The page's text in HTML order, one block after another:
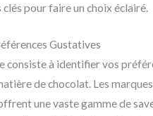
clés pour faire un choix éclairé.
Gustatives
consiste à identifier vos
de chocolat. Les
une vaste gamme de